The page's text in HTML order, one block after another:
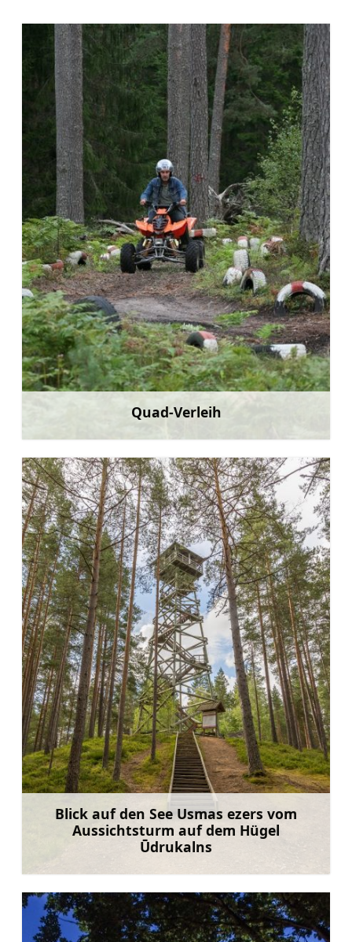
Quad-Verleih
Blick auf den See Usmas ezers vom
Aussichtsturm auf dem Hügel
Ūdrukalns